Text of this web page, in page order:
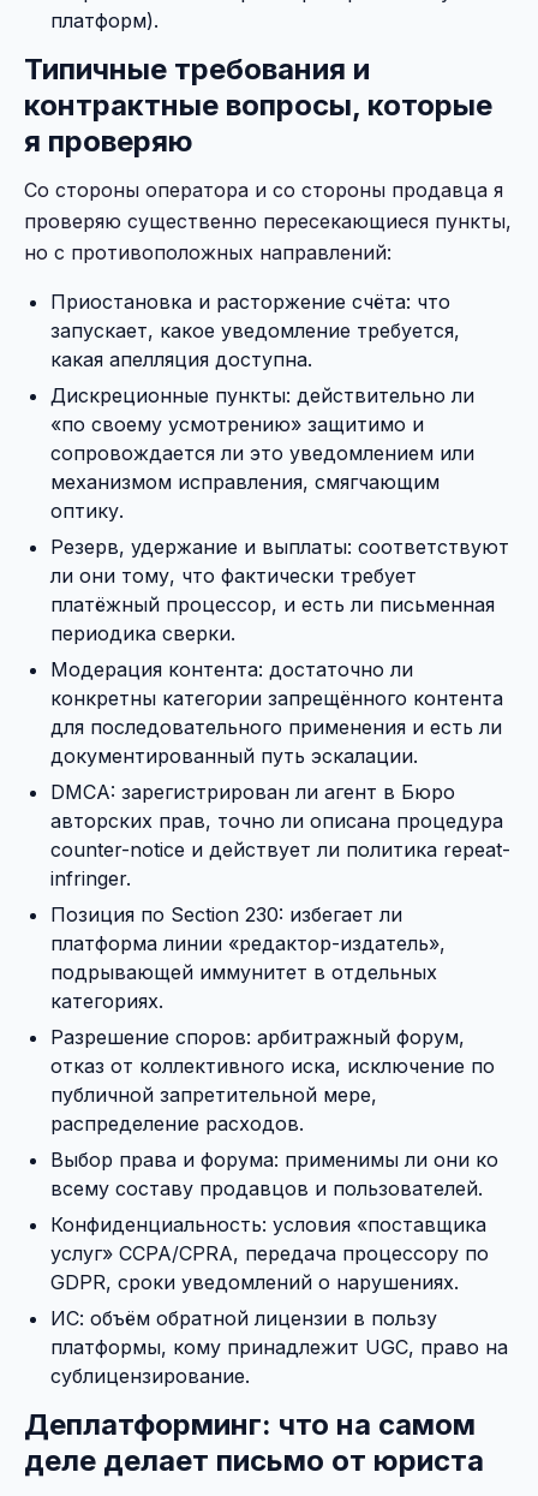
платформ).
Типичные требования и
контрактные вопросы, которые
я проверяю
Со стороны оператора и со стороны продавца я
проверяю существенно пересекающиеся пункты,
но с противоположных направлений:
Приостановка и расторжение счёта: что
запускает, какое уведомление требуется,
какая апелляция доступна.
Дискреционные пункты: действительно ли
«по своему усмотрению» защитимо и
сопровождается ли это уведомлением или
механизмом исправления, смягчающим
оптику.
Резерв, удержание и выплаты: соответствуют
ли они тому, что фактически требует
платёжный процессор, и есть ли письменная
периодика сверки.
Модерация контента: достаточно ли
конкретны категории запрещённого контента
для последовательного применения и есть ли
документированный путь эскалации.
DMCA: зарегистрирован ли агент в Бюро
авторских прав, точно ли описана процедура
counter-notice и действует ли политика repeat-
infringer.
Позиция по Section 230: избегает ли
платформа линии «редактор-издатель»,
подрывающей иммунитет в отдельных
категориях.
Разрешение споров: арбитражный форум,
отказ от коллективного иска, исключение по
публичной запретительной мере,
распределение расходов.
Выбор права и форума: применимы ли они ко
всему составу продавцов и пользователей.
Конфиденциальность: условия «поставщика
услуг» CCPA/CPRA, передача процессору по
GDPR, сроки уведомлений о нарушениях.
ИС: объём обратной лицензии в пользу
платформы, кому принадлежит UGC, право на
сублицензирование.
Деплатформинг: что на самом
деле делает письмо от юриста